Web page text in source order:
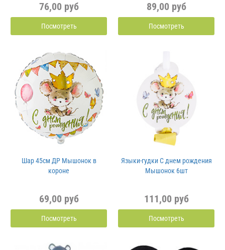
76,00 руб
Посмотреть
89,00 руб
Посмотреть
Шар 45см ДР Мышонок в
короне
69,00 руб
Посмотреть
Языки-гудки С днем рождения
Мышонок 6шт
111,00 руб
Посмотреть